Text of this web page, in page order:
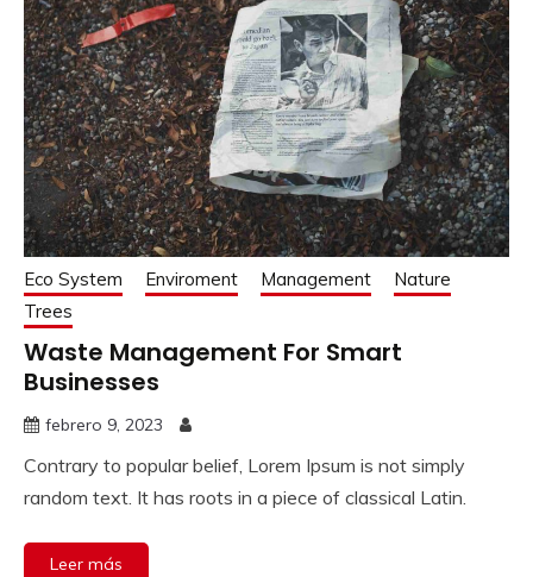
Eco System Enviroment Management
Nature
Trees
Waste Management For Smart
Businesses
febrero 9, 2023
Contrary to popular belief, Lorem Ipsum is not simply
random text. It has roots in a piece of classical Latin.
Leer más